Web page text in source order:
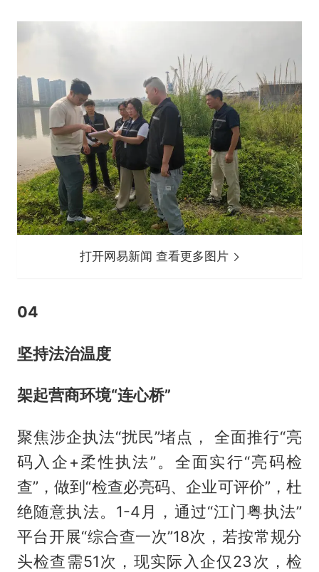
打开网易新闻 查看更多图片
04
坚持法治温度
架起营商环境“连心桥”
聚焦涉企执法“扰民”堵点， 全面推行“亮
码入企+柔性执法”。全面实行“亮码检
查”，做到“检查必亮码、企业可评价”，杜
绝随意执法。1-4月，通过“江门粤执法”
平台开展“综合查一次”18次，若按常规分
头检查需51次，现实际入企仅23次，检